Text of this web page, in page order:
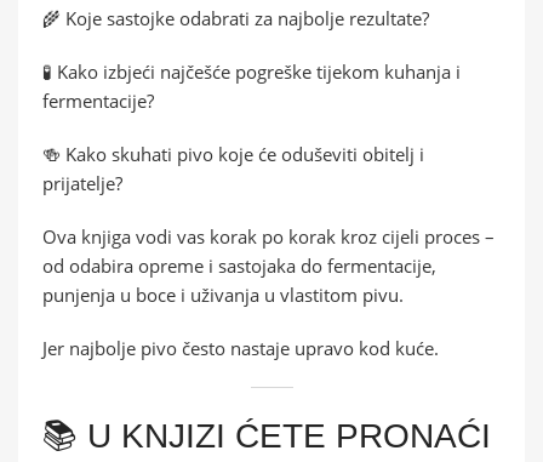
🌾 Koje sastojke odabrati za najbolje rezultate?
🧪 Kako izbjeći najčešće pogreške tijekom kuhanja i
fermentacije?
🍻 Kako skuhati pivo koje će oduševiti obitelj i
prijatelje?
Ova knjiga vodi vas korak po korak kroz cijeli proces –
od odabira opreme i sastojaka do fermentacije,
punjenja u boce i uživanja u vlastitom pivu.
Jer najbolje pivo često nastaje upravo kod kuće.
📚 U KNJIZI ĆETE PRONAĆI